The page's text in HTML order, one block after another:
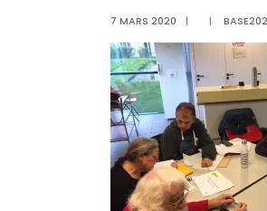
7 MARS 2020 | |